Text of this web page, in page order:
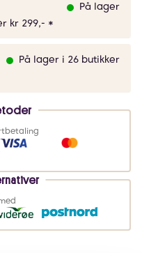
På lager
kr 299,- *
På lager i 26 butikker